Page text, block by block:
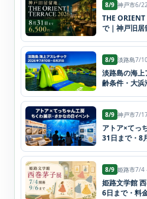
8/9 神戸市6/
THE ORIENT
で｜神戸旧
8/9 淡路島7/
淡路島の海
齢条件・大
8/9 神戸市7/
アトア×てっ
31日まで・8
8/9 姫路市7/4
姫路文学館
6日まで・料